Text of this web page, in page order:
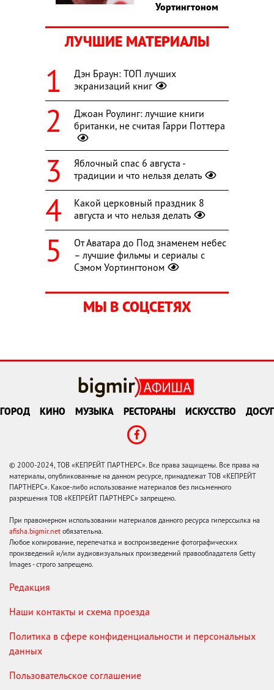
Уортингтоном
ЛУЧШИЕ МАТЕРИАЛЫ
Дэн Браун: ТОП лучших
экранизаций книг
Джоан Роулинг: лучшие книги
британки, не считая Гарри Поттера
Яблочный спас 6 августа -
традиции и что нельзя делать
Какой церковный праздник 8
августа и что нельзя делать
От Аватара до Под знаменем небес
– лучшие фильмы и сериалы с
Сэмом Уортингтоном
МЫ В СОЦСЕТЯХ
ГОРОД КИНО МУЗЫКА РЕСТОРАНЫ ИСКУССТВО ДОСУГ
© 2000-2024, ТОВ «КЕПРЕЙТ ПАРТНЕРС». Все права защищены. Все права на
материалы, опубликованные на данном ресурсе, принадлежат ТОВ «КЕПРЕЙТ
ПАРТНЕРС». Какое-либо использование материалов без письменного
разрешения ТОВ «КЕПРЕЙТ ПАРТНЕРС» запрещено.
При правомерном использовании материалов данного ресурса гиперссылка на
afisha.bigmir.net обязательна.
Любое копирование, перепечатка и воспроизведение фотографических
произведений и/или аудиовизуальных произведений правообладателя Getty
Images - строго запрещено.
Редакция
Наши контакты и схема проезда
Политика в сфере конфиденциальности и персональных
данных
Пользовательское соглашение